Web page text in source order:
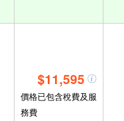
$11,595
價格已包含稅費及服
務費